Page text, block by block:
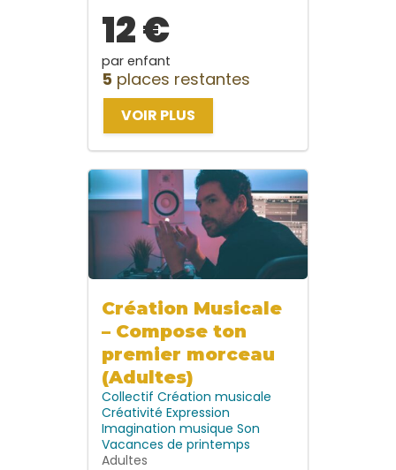
12 €
par enfant
5 places restantes
VOIR PLUS
Création Musicale
– Compose ton
premier morceau
(Adultes)
Collectif Création musicale
Créativité Expression
Imagination musique Son
Vacances de printemps
Adultes